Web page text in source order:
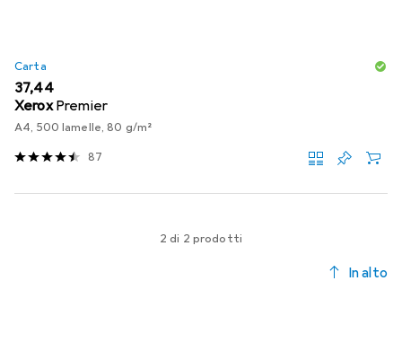
Carta
EUR
37,44
Xerox Premier
A4, 500 lamelle, 80 g/m²
87
2 di 2 prodotti
In alto